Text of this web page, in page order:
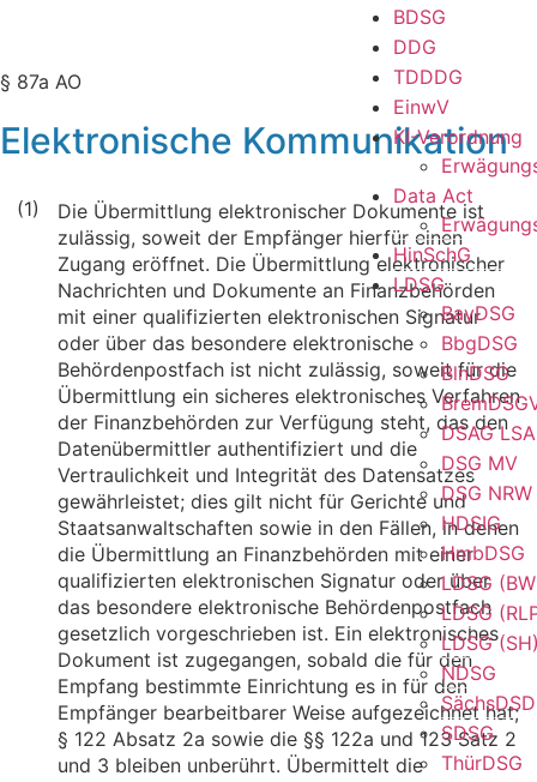
BDSG
DDG
TDDDG
EinwV
KI-Verordnung
Data Act
HinSchG
LDSG
BayDSG
BbgDSG
BlnDSG
DSAG LSA
DSG MV
DSG NRW
HDSIG
HmbDSG
LDSG
LDSG
LDSG
NDSG
SDSG
ThürDSG
§ 87a AO
Elektronische Kommunikation
(1)
Die Übermittlung elektronischer Dokumente ist
zulässig, soweit der Empfänger hierfür einen
Zugang eröffnet. Die Übermittlung elektronischer
Nachrichten und Dokumente an Finanzbehörden
mit einer qualifizierten elektronischen Signatur
oder über das besondere elektronische
Behördenpostfach ist nicht zulässig, soweit für die
Übermittlung ein sicheres elektronisches Verfahren
der Finanzbehörden zur Verfügung steht, das den
Datenübermittler authentifiziert und die
Vertraulichkeit und Integrität des Datensatzes
gewährleistet; dies gilt nicht für Gerichte und
Staatsanwaltschaften sowie in den Fällen, in denen
die Übermittlung an Finanzbehörden mit einer
qualifizierten elektronischen Signatur oder über
das besondere elektronische Behördenpostfach
gesetzlich vorgeschrieben ist. Ein elektronisches
Dokument ist zugegangen, sobald die für den
Empfang bestimmte Einrichtung es in für den
Empfänger bearbeitbarer Weise aufgezeichnet hat;
§ 122 Absatz 2a sowie die §§ 122a und 123 Satz 2
und 3 bleiben unberührt. Übermittelt die